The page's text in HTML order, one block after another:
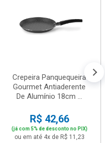
Crepeira Panquequeira
Gourmet Antiaderente
De Alumínio 18cm ...
R$ 42,66
(já com 5% de desconto no PIX)
ou em até 4x de R$ 11,23